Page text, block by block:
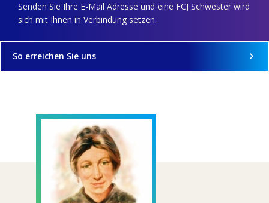
Senden Sie Ihre E-Mail Adresse und eine FCJ Schwester wird
sich mit Ihnen in Verbindung setzen.
So erreichen Sie uns